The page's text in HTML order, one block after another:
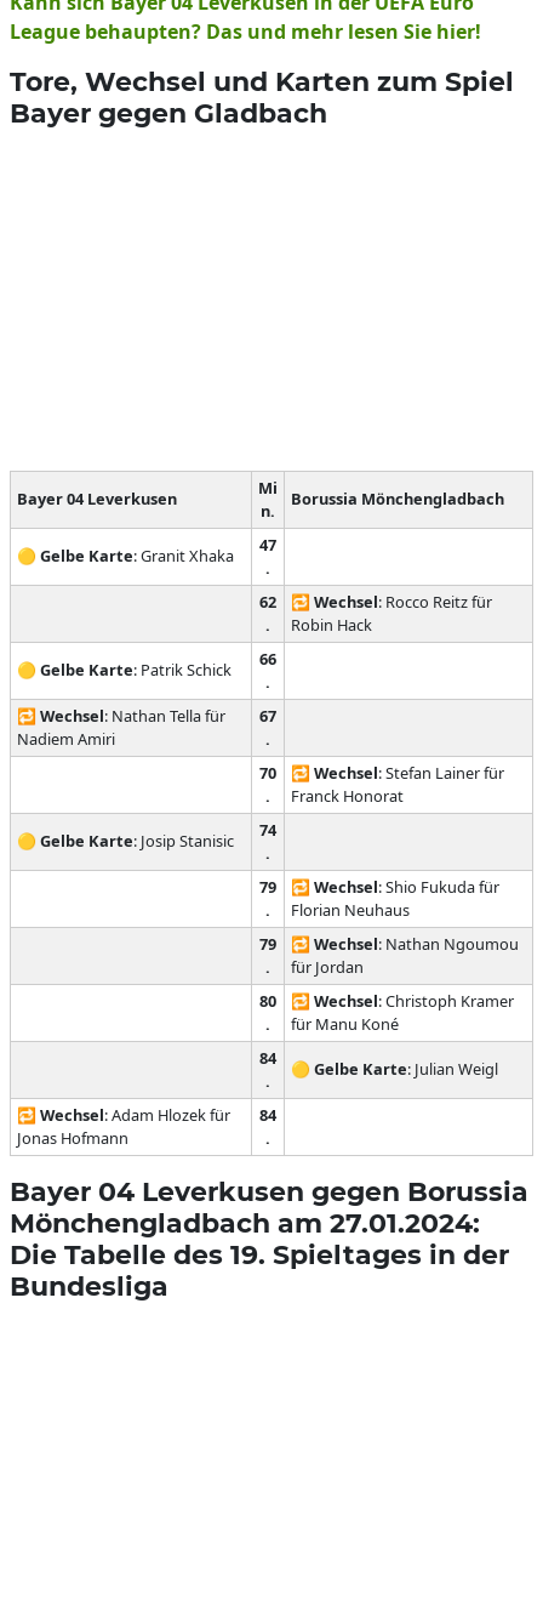
League behaupten? Das und mehr lesen Sie hier!
Tore, Wechsel und Karten zum Spiel
Bayer gegen Gladbach
Bayer 04 Leverkusen
Mi
n.
Borussia Mönchengladbach
🟡 Gelbe Karte: Granit Xhaka
47
.
62
.
🔁 Wechsel: Rocco Reitz für
Robin Hack
🟡 Gelbe Karte: Patrik Schick
66
.
🔁 Wechsel: Nathan Tella für
Nadiem Amiri
67
.
70
.
🔁 Wechsel: Stefan Lainer für
Franck Honorat
🟡 Gelbe Karte: Josip Stanisic
74
.
79
.
🔁 Wechsel: Shio Fukuda für
Florian Neuhaus
79
.
🔁 Wechsel: Nathan Ngoumou
für Jordan
80
.
🔁 Wechsel: Christoph Kramer
für Manu Koné
84
.
🟡 Gelbe Karte: Julian Weigl
🔁 Wechsel: Adam Hlozek für
Jonas Hofmann
84
.
Bayer 04 Leverkusen gegen Borussia
Mönchengladbach am 27.01.2024:
Die Tabelle des 19. Spieltages in der
Bundesliga